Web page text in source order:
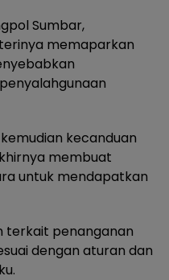
Sumbar,
memaparkan
kecanduan
membuat
untuk mendapatkan
terkait penanganan
dengan aturan dan